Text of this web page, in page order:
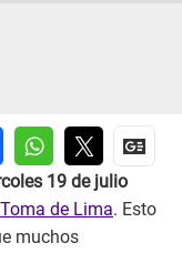
19 de julio
de Lima. Esto
muchos